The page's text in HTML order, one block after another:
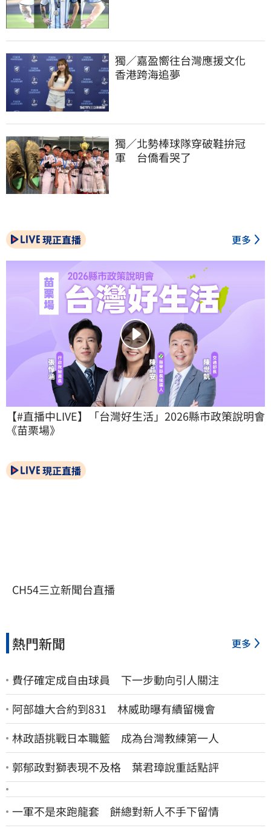
獨／嘉盈嚮往台灣應援文化
香港跨海追夢
獨／北勢棒球隊穿破鞋拚冠
軍　台僑看哭了
現正直播 更多
【#直播中LIVE】「台灣好生活」2026縣市政策說明會
《苗栗場》
現正直播
CH54三立新聞台直播
熱門新聞 更多
費仔確定成自由球員 下一步動向引人關注
阿部雄大合約到831 林威助曝有續留機會
林政語挑戰日本職籃 成為台灣教練第一人
郭郁政對獅表現不及格 葉君璋說重話點評
一軍不是來跑龍套 餅總對新人不手下留情